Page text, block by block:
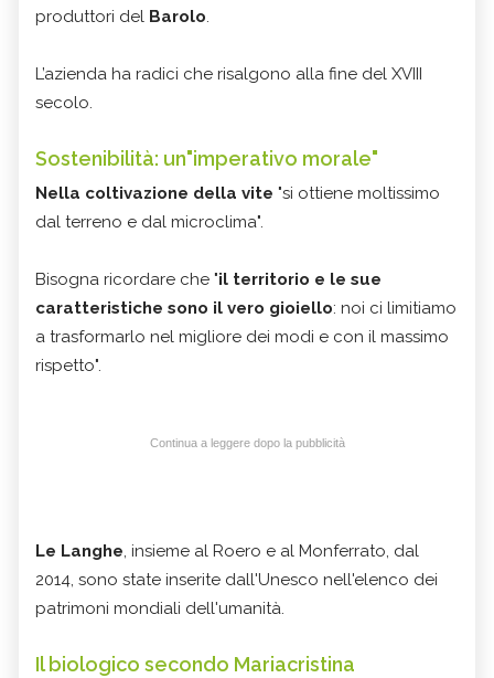
produttori del Barolo.
L’azienda ha radici che risalgono alla fine del XVIII
secolo.
Sostenibilità: un"imperativo morale"
Nella coltivazione della vite "si ottiene moltissimo
dal terreno e dal microclima".
Bisogna ricordare che "il territorio e le sue
caratteristiche sono il vero gioiello: noi ci limitiamo
a trasformarlo nel migliore dei modi e con il massimo
rispetto".
Continua a leggere dopo la pubblicità
Le Langhe, insieme al Roero e al Monferrato, dal
2014, sono state inserite dall'Unesco nell'elenco dei
patrimoni mondiali dell'umanità.
Il biologico secondo Mariacristina